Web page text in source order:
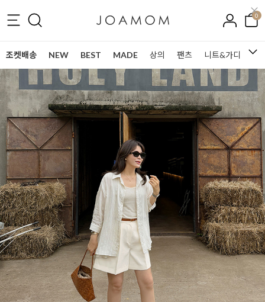
0
조켓배송 NEW BEST MADE 상의 팬츠 니트&가디건